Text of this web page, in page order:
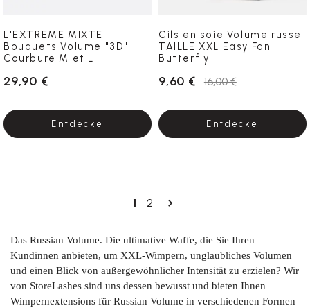
L'EXTREME MIXTE
Bouquets Volume "3D"
Courbure M et L
29,90 €
Entdecke
Cils en soie Volume russe
TAILLE XXL Easy Fan
Butterfly
9,60 € 16,00 €
Entdecke
1 2 Weiter

Das Russian Volume. Die ultimative Waffe, die Sie Ihren
Kundinnen anbieten, um XXL-Wimpern, unglaubliches Volumen
und einen Blick von außergewöhnlicher Intensität zu erzielen? Wir
von StoreLashes sind uns dessen bewusst und bieten Ihnen
Wimpernextensions für Russian Volume in verschiedenen Formen